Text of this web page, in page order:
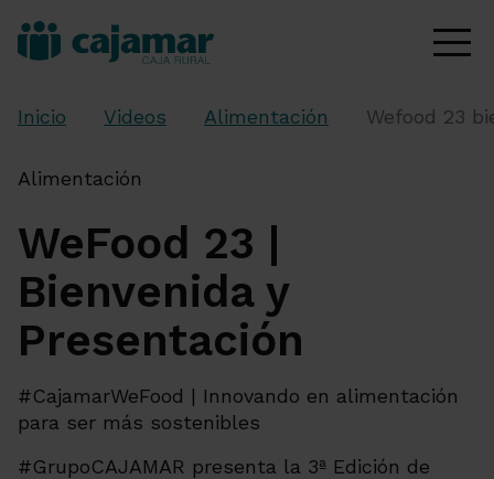
Inicio Videos Alimentación Wefood 23
Alimentación
WeFood 23 |
Bienvenida y
Presentación
#CajamarWeFood | Innovando en alimentación
para ser más sostenibles
#GrupoCAJAMAR presenta la 3ª Edición de